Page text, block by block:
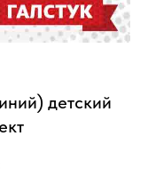
детский